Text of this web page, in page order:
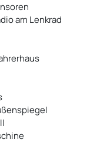
am Lenkrad